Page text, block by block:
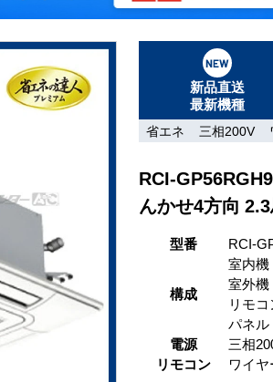
新品直送
最新機種
省エネ 三相200V
RCI-
んかせ4方向
型番 RCI-
構成
室内機
室外機
リモ
パネル
電源
三相
リモコン
ワイ